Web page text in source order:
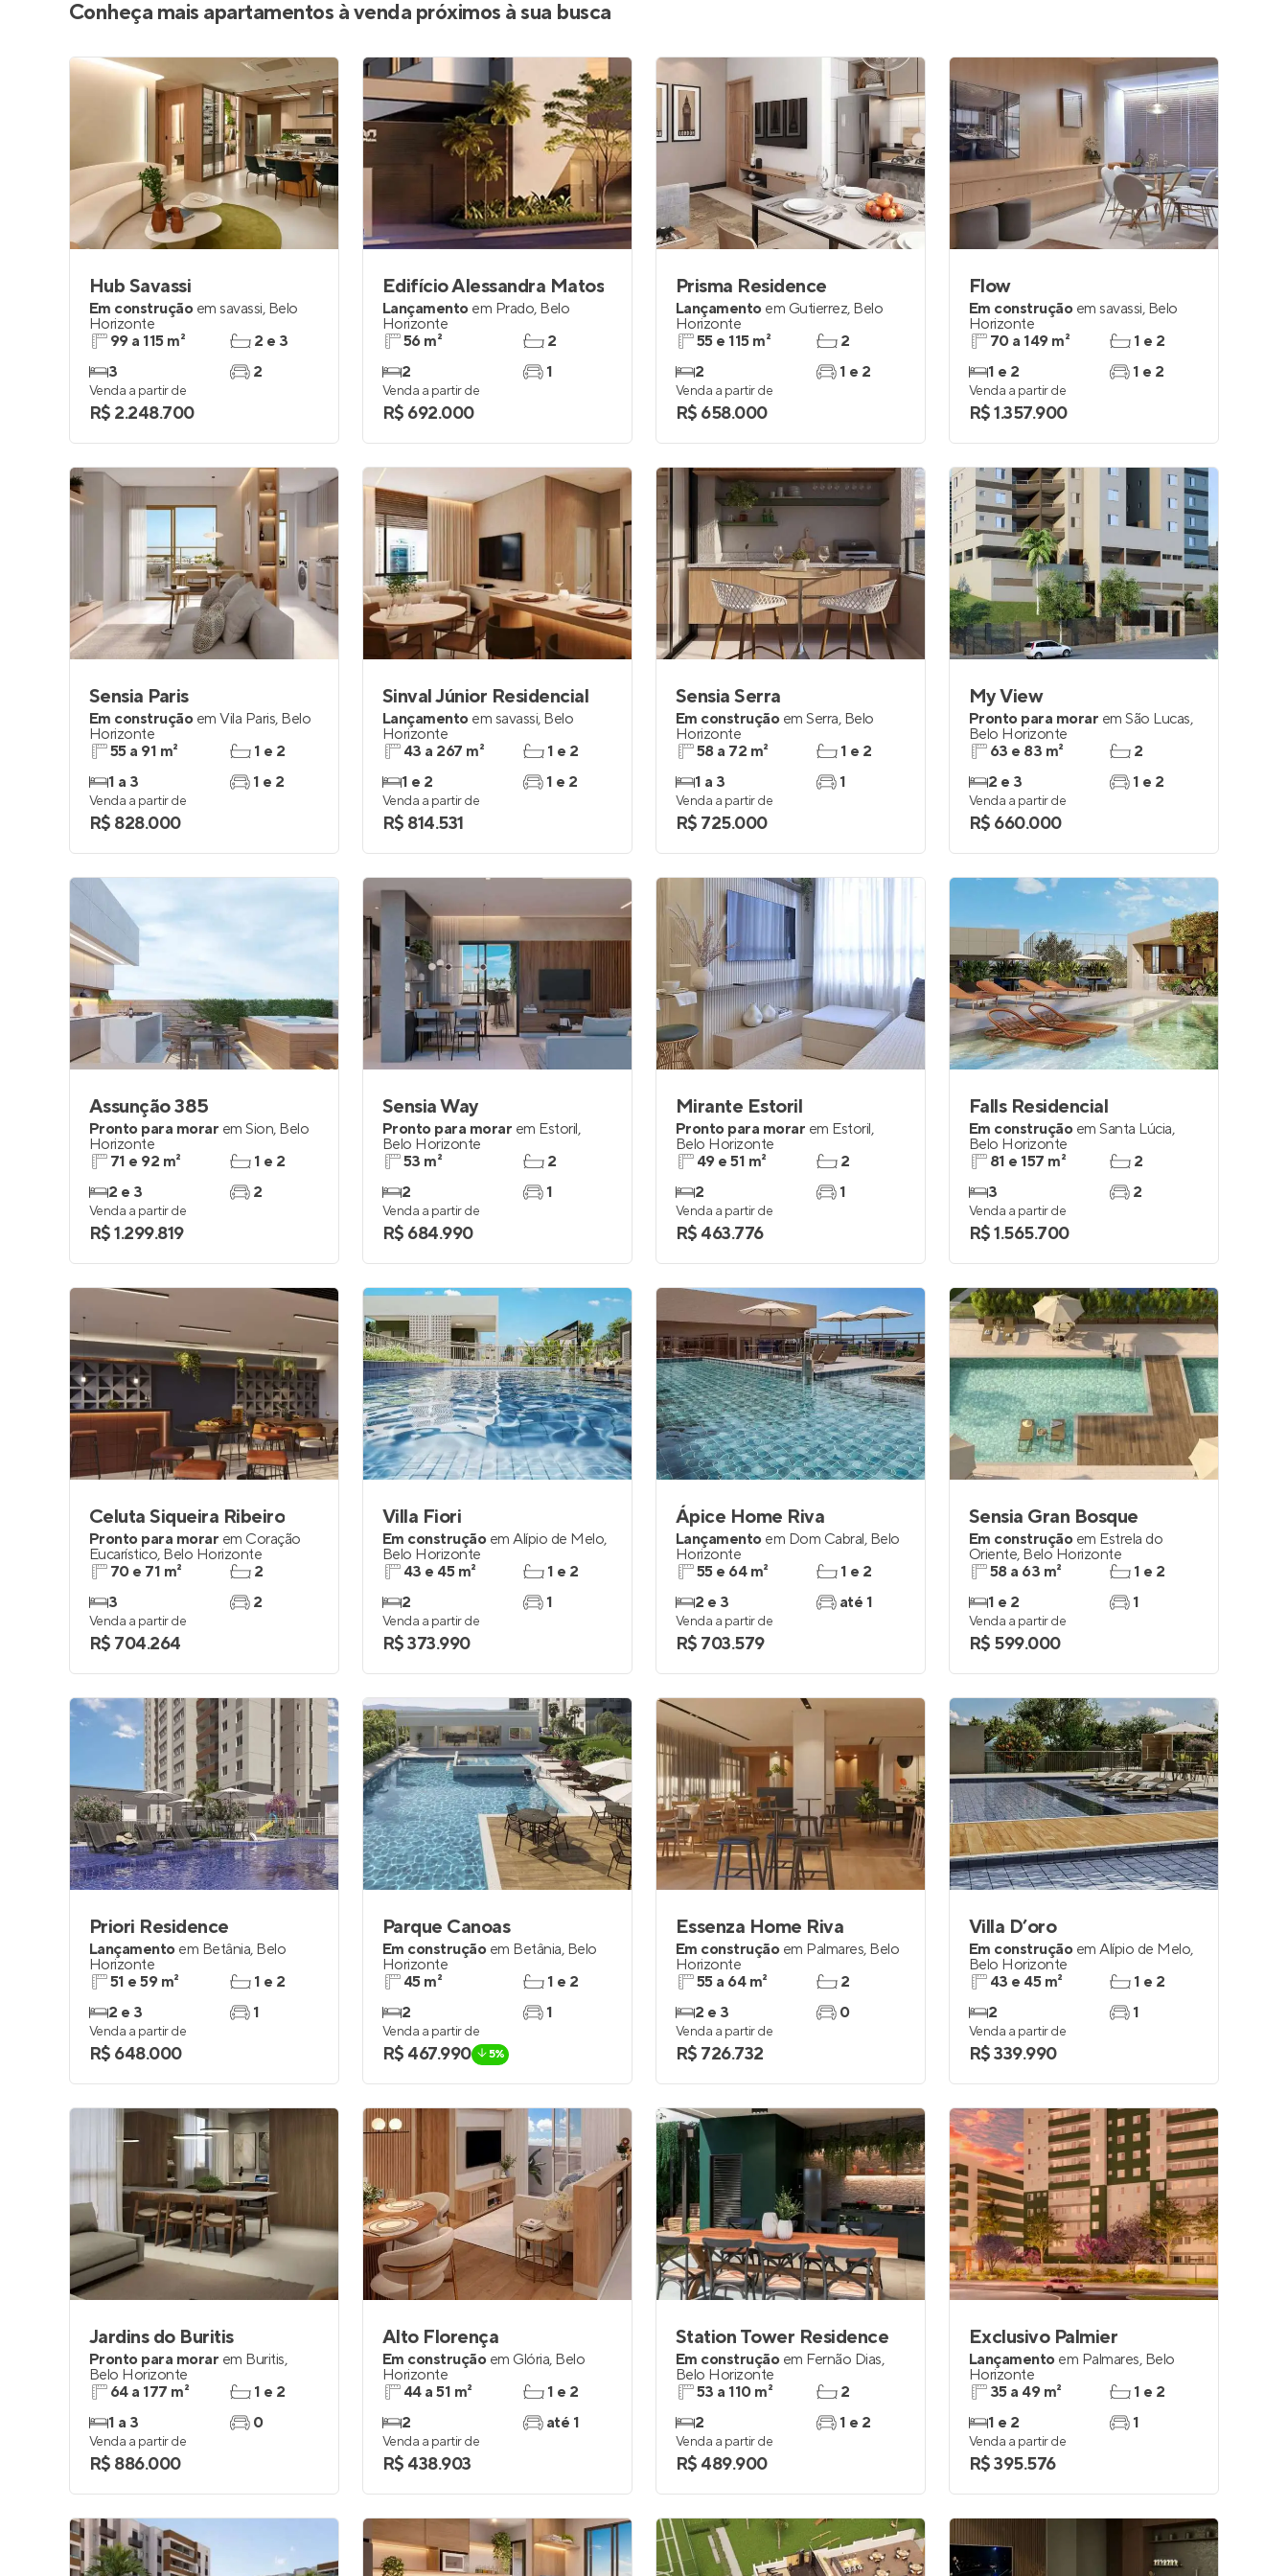
Conheça mais apartamentos à venda próximos à sua busca
Hub Savassi
Em construção em savassi, Belo
Horizonte
99 a 115 m²
3
2 e 3
2
Venda a partir de
R$ 2.248.700
Edifício Alessandra Matos
Lançamento em Prado, Belo
Horizonte
56 m²
2
2
1
Venda a partir de
R$ 692.000
Prisma Residence
Lançamento em Gutierrez, Belo
Horizonte
55 e 115 m²
2
2
1 e 2
Venda a partir de
R$ 658.000
Flow
Em construção em savassi, Belo
Horizonte
70 a 149 m²
1 e 2
1 e 2
1 e 2
Venda a partir de
R$ 1.357.900
Sensia Paris
Em construção em Vila Paris, Belo
Horizonte
55 a 91 m²
1 a 3
1 e 2
1 e 2
Venda a partir de
R$ 828.000
Sinval Júnior Residencial
Lançamento em savassi, Belo
Horizonte
43 a 267 m²
1 e 2
1 e 2
1 e 2
Venda a partir de
R$ 814.531
Sensia Serra
Em construção em Serra, Belo
Horizonte
58 a 72 m²
1 a 3
1 e 2
1
Venda a partir de
R$ 725.000
My View
Pronto para morar em São Lucas,
Belo Horizonte
63 e 83 m²
2 e 3
2
1 e 2
Venda a partir de
R$ 660.000
Assunção 385
Pronto para morar em Sion, Belo
Horizonte
71 e 92 m²
2 e 3
1 e 2
2
Venda a partir de
R$ 1.299.819
Sensia Way
Pronto para morar em Estoril,
Belo Horizonte
53 m²
2
2
1
Venda a partir de
R$ 684.990
Mirante Estoril
Pronto para morar em Estoril,
Belo Horizonte
49 e 51 m²
2
2
1
Venda a partir de
R$ 463.776
Falls Residencial
Em construção em Santa Lúcia,
Belo Horizonte
81 e 157 m²
3
2
2
Venda a partir de
R$ 1.565.700
Celuta Siqueira Ribeiro
Pronto para morar em Coração
Eucarístico, Belo Horizonte
70 e 71 m²
3
2
2
Venda a partir de
R$ 704.264
Villa Fiori
Em construção em Alípio de Melo,
Belo Horizonte
43 e 45 m²
2
1 e 2
1
Venda a partir de
R$ 373.990
Ápice Home Riva
Lançamento em Dom Cabral, Belo
Horizonte
55 e 64 m²
2 e 3
1 e 2
até 1
Venda a partir de
R$ 703.579
Sensia Gran Bosque
Em construção em Estrela do
Oriente, Belo Horizonte
58 a 63 m²
1 e 2
1 e 2
1
Venda a partir de
R$ 599.000
Priori Residence
Lançamento em Betânia, Belo
Horizonte
51 e 59 m²
2 e 3
1 e 2
1
Venda a partir de
R$ 648.000
Parque Canoas
Em construção em Betânia, Belo
Horizonte
45 m²
2
1 e 2
1
Venda a partir de
R$ 467.990 5%
Essenza Home Riva
Em construção em Palmares, Belo
Horizonte
55 a 64 m²
2 e 3
2
0
Venda a partir de
R$ 726.732
Villa D’oro
Em construção em Alípio de Melo,
Belo Horizonte
43 e 45 m²
2
1 e 2
1
Venda a partir de
R$ 339.990
Jardins do Buritis
Pronto para morar em Buritis,
Belo Horizonte
64 a 177 m²
1 a 3
1 e 2
0
Venda a partir de
R$ 886.000
Alto Florença
Em construção em Glória, Belo
Horizonte
44 a 51 m²
2
1 e 2
até 1
Venda a partir de
R$ 438.903
Station Tower Residence
Em construção em Fernão Dias,
Belo Horizonte
53 a 110 m²
2
2
1 e 2
Venda a partir de
R$ 489.900
Exclusivo Palmier
Lançamento em Palmares, Belo
Horizonte
35 a 49 m²
1 e 2
1 e 2
1
Venda a partir de
R$ 395.576